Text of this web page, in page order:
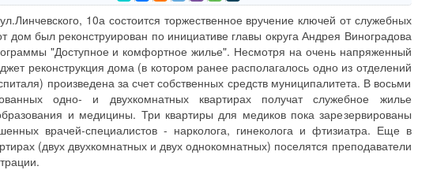
10а состоится торжественное вручение ключей от служебных
дом был реконструирован по инициативе главы округа Андрея Виноградова
"Доступное и комфортное жилье". Несмотря на очень напряженный
реконструкция дома (в котором ранее располагалось одно из отделений
произведена за счет собственных средств муниципалитета. В восьми
одно- и двухкомнатных квартирах получат служебное жилье
и медицины. Три квартиры для медиков пока зарезервированы
врачей-специалистов - нарколога, гинеколога и фтизиатра. Еще в
(двух двухкомнатных и двух однокомнатных) поселятся преподаватели